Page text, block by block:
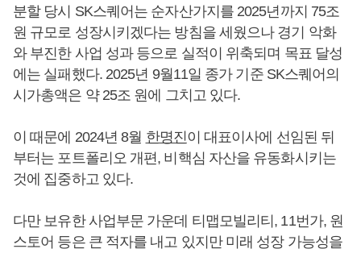
분할 당시 SK스퀘어는 순자산가지를 2025년까지 75조
원 규모로 성장시키겠다는 방침을 세웠으나 경기 악화
와 부진한 사업 성과 등으로 실적이 위축되며 목표 달성
에는 실패했다. 2025년 9월11일 종가 기준 SK스퀘어의
시가총액은 약 25조 원에 그치고 있다.
이 때문에 2024년 8월 한명진이 대표이사에 선임된 뒤
부터는 포트폴리오 개편, 비핵심 자산을 유동화시키는
것에 집중하고 있다.
다만 보유한 사업부문 가운데 티맵모빌리티, 11번가, 원
스토어 등은 큰 적자를 내고 있지만 미래 성장 가능성을